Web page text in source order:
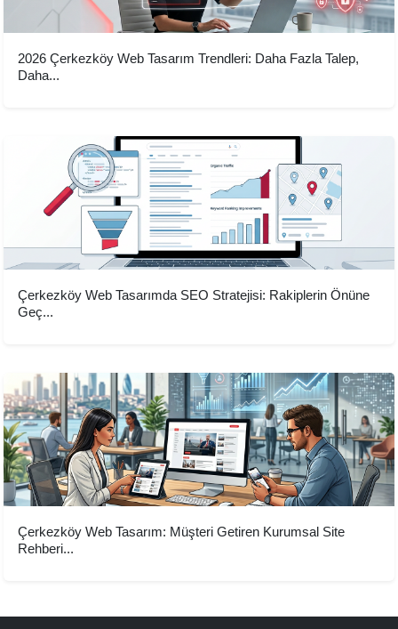
2026 Çerkezköy Web Tasarım Trendleri: Daha Fazla Talep,
Daha...
Çerkezköy Web Tasarımda SEO Stratejisi: Rakiplerin Önüne
Geç...
Çerkezköy Web Tasarım: Müşteri Getiren Kurumsal Site
Rehberi...